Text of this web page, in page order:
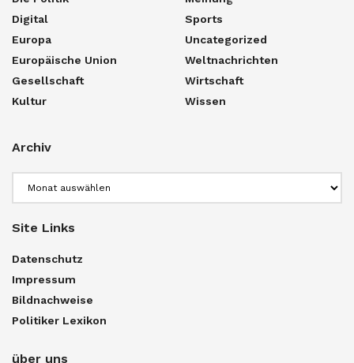
Digital
Europa
Europäische Union
Gesellschaft
Kultur
Sports
Uncategorized
Weltnachrichten
Wirtschaft
Wissen
Archiv
Site Links
Datenschutz
Impressum
Bildnachweise
Politiker Lexikon
über uns